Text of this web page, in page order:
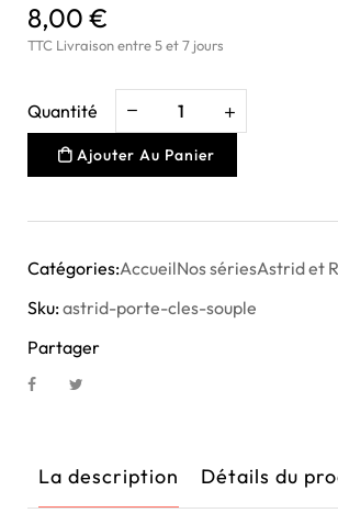
8,00 €
TTC Livraison entre 5 et 7 jours
Quantité
Ajouter Au Panier
Catégories:AccueilNos sériesAstrid et
Sku:astrid-porte-cles-souple
Partager
La description Détails du